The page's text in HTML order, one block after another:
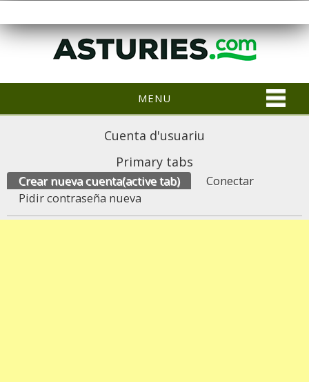
MENU
Cuenta d'usuariu
Primary tabs
Crear nueva cuenta(active tab)
Conectar
Pidir contraseña nueva